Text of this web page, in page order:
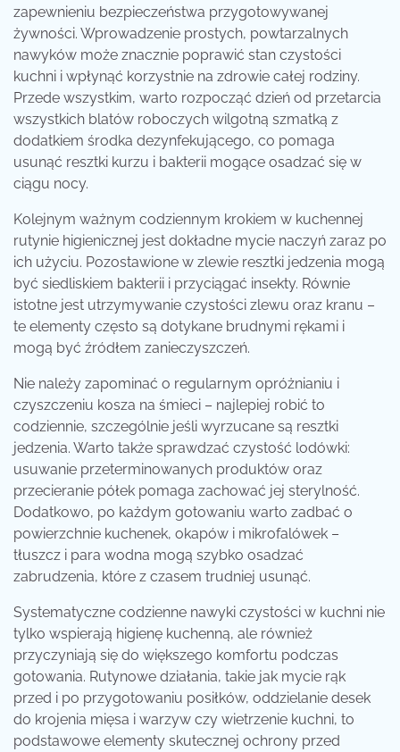
zapewnieniu bezpieczeństwa przygotowywanej
żywności. Wprowadzenie prostych, powtarzalnych
nawyków może znacznie poprawić stan czystości
kuchni i wpłynąć korzystnie na zdrowie całej rodziny.
Przede wszystkim, warto rozpocząć dzień od przetarcia
wszystkich blatów roboczych wilgotną szmatką z
dodatkiem środka dezynfekującego, co pomaga
usunąć resztki kurzu i bakterii mogące osadzać się w
ciągu nocy.
Kolejnym ważnym codziennym krokiem w kuchennej
rutynie higienicznej jest dokładne mycie naczyń zaraz po
ich użyciu. Pozostawione w zlewie resztki jedzenia mogą
być siedliskiem bakterii i przyciągać insekty. Równie
istotne jest utrzymywanie czystości zlewu oraz kranu –
te elementy często są dotykane brudnymi rękami i
mogą być źródłem zanieczyszczeń.
Nie należy zapominać o regularnym opróżnianiu i
czyszczeniu kosza na śmieci – najlepiej robić to
codziennie, szczególnie jeśli wyrzucane są resztki
jedzenia. Warto także sprawdzać czystość lodówki:
usuwanie przeterminowanych produktów oraz
przecieranie półek pomaga zachować jej sterylność.
Dodatkowo, po każdym gotowaniu warto zadbać o
powierzchnie kuchenek, okapów i mikrofalówek –
tłuszcz i para wodna mogą szybko osadzać
zabrudzenia, które z czasem trudniej usunąć.
Systematyczne codzienne nawyki czystości w kuchni nie
tylko wspierają higienę kuchenną, ale również
przyczyniają się do większego komfortu podczas
gotowania. Rutynowe działania, takie jak mycie rąk
przed i po przygotowaniu posiłków, oddzielanie desek
do krojenia mięsa i warzyw czy wietrzenie kuchni, to
podstawowe elementy skutecznej ochrony przed